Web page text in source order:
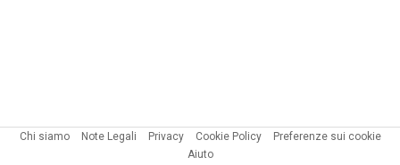
Chi siamo Note Legali Privacy Cookie Policy
Preferenze sui cookie
Aiuto